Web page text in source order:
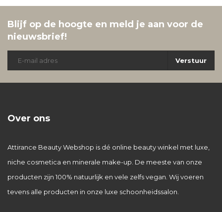
Blijf op de hoogte en meld je aan voor de
nieuwsbrief!
Verstuur
Over ons
Attirance Beauty Webshop is dé online beauty winkel met luxe,
niche cosmetica en minerale make-up. De meeste van onze
producten zijn 100% natuurlijk en vele zelfs vegan. Wij voeren
tevens alle producten in onze luxe schoonheidssalon.